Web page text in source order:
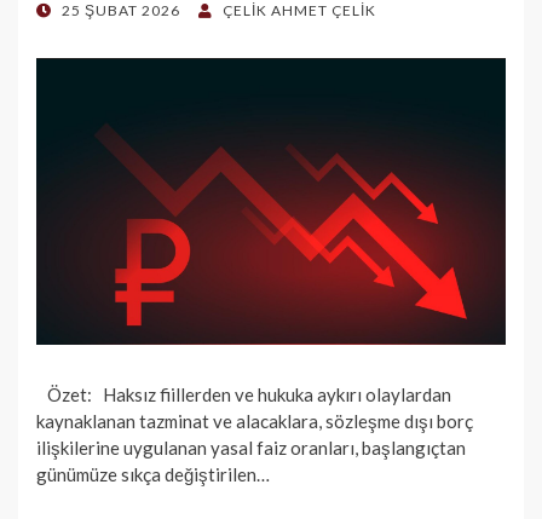
POSTED
25 ŞUBAT 2026 ÇELIK AHMET ÇELIK
Özet: Haksız fiillerden ve hukuka aykırı olaylardan
kaynaklanan tazminat ve alacaklara, sözleşme dışı borç
ilişkilerine uygulanan yasal faiz oranları, başlangıçtan
günümüze sıkça değiştirilen…